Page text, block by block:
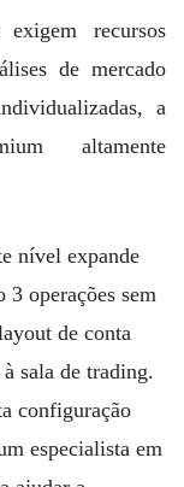
recursos
de mercado
a
altamente
nível expande
3 operações sem
de conta
sala de trading.
configuração
especialista em